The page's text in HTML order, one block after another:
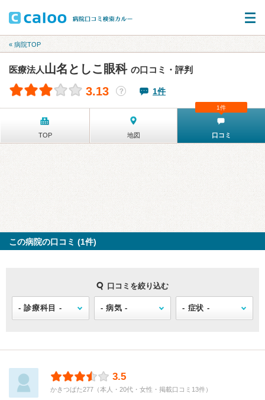
« 病院TOP
医療法人山名としこ眼科 の口コミ・評判
3.13 ？ 1件
TOP 地図 口コミ
1件
この病院の口コミ (1件)
口コミを絞り込む
3.5
かきつばた277（本人・20代・女性・掲載口コミ13件）